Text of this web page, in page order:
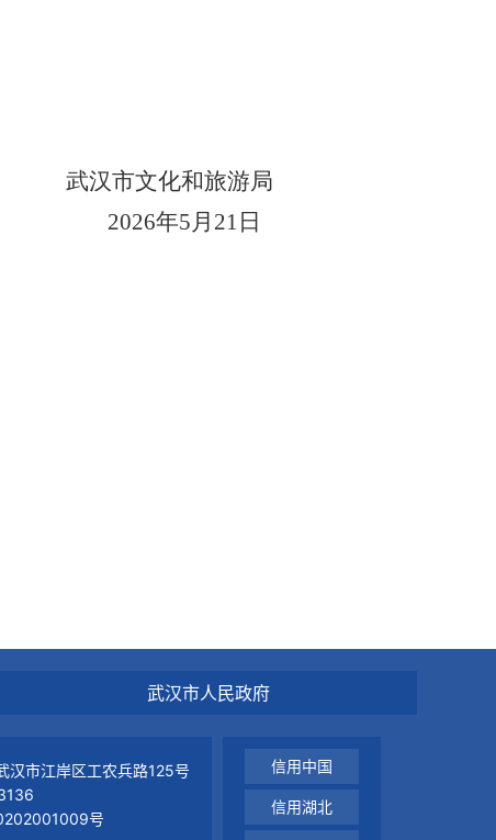
武汉市文化和旅游局
2026年5月 21 日
武汉市人民政府
汉市江岸区工农兵路125号
号
信用中国
信用湖北